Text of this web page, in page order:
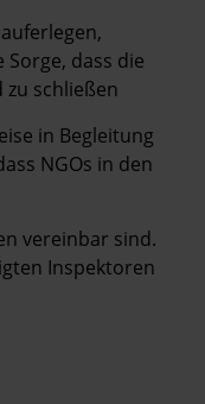
dass die
schließen
in Begleitung
NGOs in den
vereinbar sind.
Inspektoren